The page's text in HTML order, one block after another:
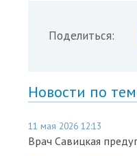
Поделиться:
Новости по
11 мая 2026 12:13
Врач Савицкая